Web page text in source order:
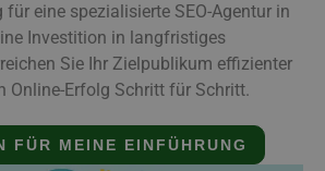
für eine spezialisierte SEO-Agentur in
Investition in langfristiges
Sie Ihr Zielpublikum effizienter
Online-Erfolg Schritt für Schritt.
FÜR MEINE EINFÜHRUNG